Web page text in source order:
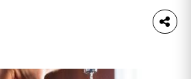
os recursos naturais